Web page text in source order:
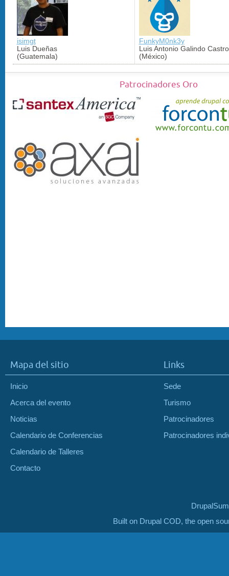
isimgt
Luis Dueñas
(Guatemala)
FunkyM0nk3y
Luis Antonio Galindo Castro
(México)
Patrocinadores Oro
Mapa del sitio
Inicio
Acerca del evento
Noticias
Calendario de Conferencias
Calendario de Talleres
Contacto
Links
Sede
Turismo
Patrocinadores
Patrocinadores
Built on Drupal COD, the open